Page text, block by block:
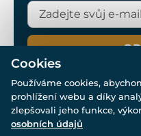
© Všechna práva
Cookies
Používáme cookies,
prohlížení webu a díky
zlepšovali jeho funkce,
osobních údajů